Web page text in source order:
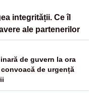
integrității. Ce îl
ale partenerilor
de guvern la ora
de urgență